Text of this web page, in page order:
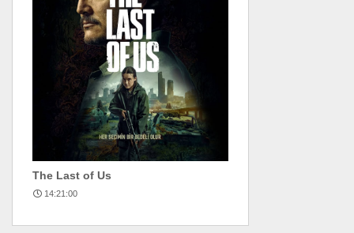
The Last of Us
14:21:00